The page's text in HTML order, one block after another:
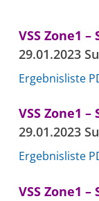
VSS Zone1 –
29.01.2023
Ergebnisliste
VSS Zone1 –
29.01.2023
Ergebnisliste
VSS Zone1 –